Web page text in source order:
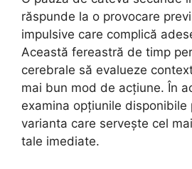
răspunde la o provocare
impulsive care complică
Această fereastră de timp
cerebrale să evalueze
mai bun mod de acțiune. În
examina opțiunile disponibile
varianta care servește cel
tale imediate.